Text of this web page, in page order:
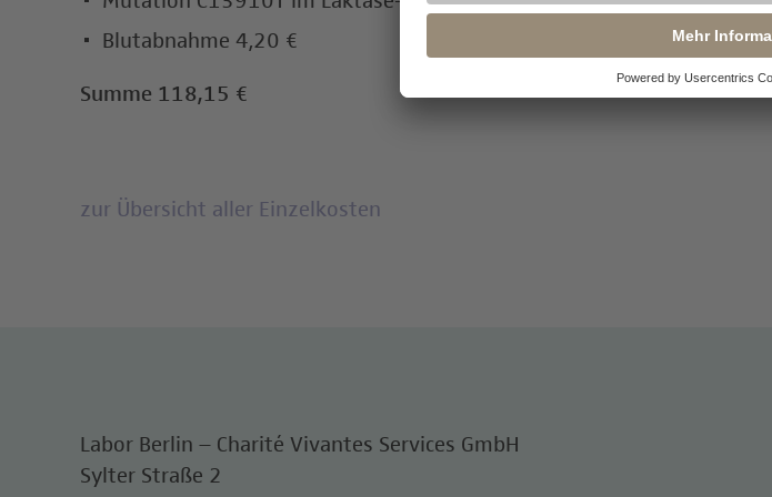
Blutabnahme 4,20 €
Summe 118,15 €
zur Übersicht aller Einzelkosten
Labor Berlin – Charité Vivantes Services GmbH
Sylter Straße 2